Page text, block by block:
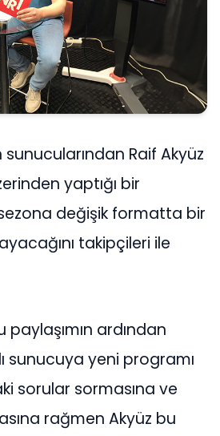
sunucularından Raif Akyüz
yaptığı bir
değişik formatta bir
takipçileri ile
ardından
sunucuya yeni programı
sorular sormasına ve
rağmen Akyüz bu